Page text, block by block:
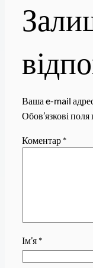
Ваша e-mail
Обов’язкові поля
Коментар *
Ім’я *